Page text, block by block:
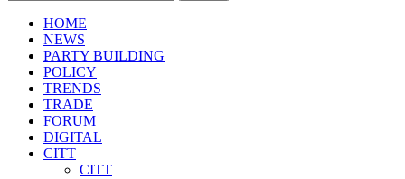
HOME
NEWS
PARTY BUILDING
POLICY
TRENDS
TRADE
FORUM
DIGITAL
CITT
CITT